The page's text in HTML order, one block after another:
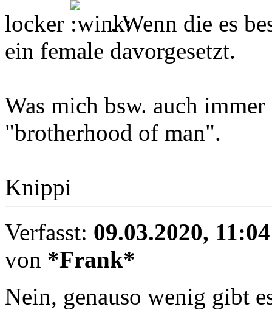
locker
. Wenn die es
ein female davorgesetzt.
Was mich bsw. auch
"brotherhood of man".
Knippi
Verfasst: 09.03.2020, 11:04
von *Frank*
Nein, genauso wenig gibt